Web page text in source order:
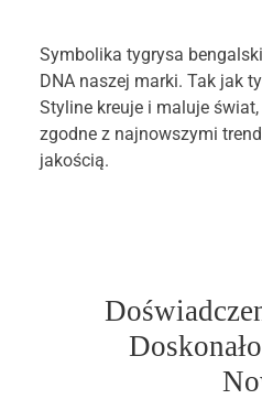
Symbolika tygrysa
DNA naszej marki. Tak jak
Styline kreuje i maluje
zgodne z najnowszymi
jakością.